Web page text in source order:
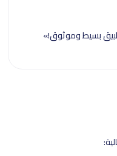
بسيط وموثوق!»